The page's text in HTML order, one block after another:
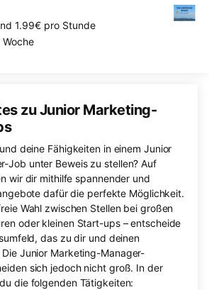
1.99€ pro Stunde
zu Junior Marketing-
deine Fähigkeiten in einem Junior
Job unter Beweis zu stellen? Auf
wir dir mithilfe spannender und
dafür die perfekte Möglichkeit.
Wahl zwischen Stellen bei großen
oder kleinen Start-ups – entscheide
das zu dir und deinen
Junior Marketing-Manager-
sich jedoch nicht groß. In der
die folgenden Tätigkeiten: